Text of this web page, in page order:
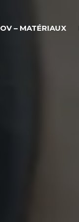
– MATÉRIAUX